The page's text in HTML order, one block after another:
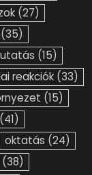
(27)
(35)
(15)
reakciók (33)
(15)
(41)
oktatás (24)
(38)